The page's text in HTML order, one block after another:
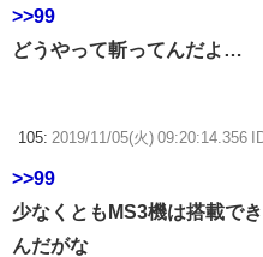
>>99
どうやって斬ってんだよ…
105: 2019/11/05(火) 09:20:14.356
>>99
少なくともMS3機は搭載で
んだがな